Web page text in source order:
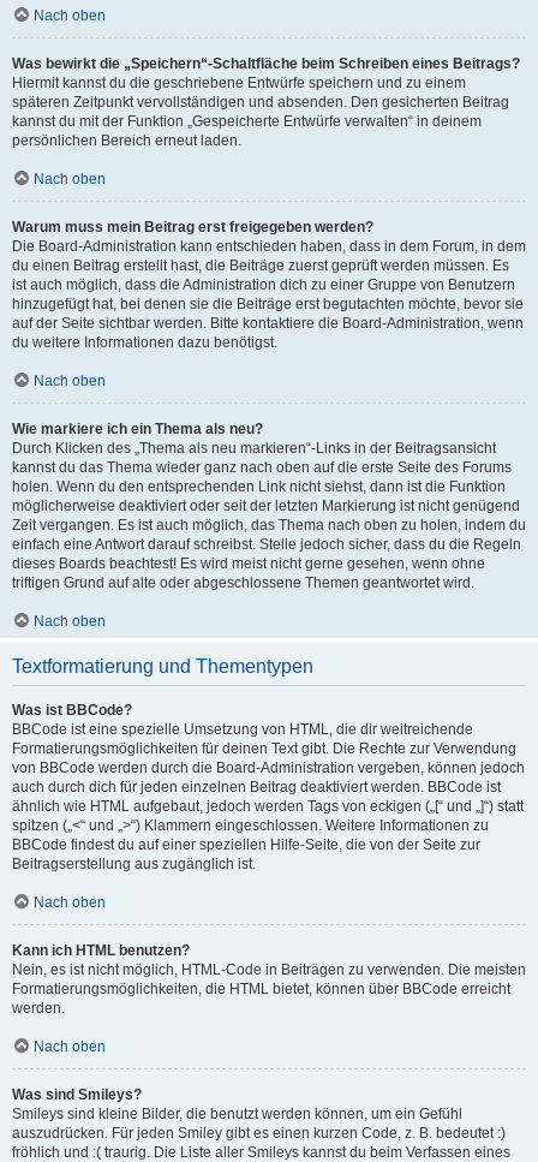
Nach oben
Was bewirkt die „Speichern“-Schaltfläche beim Schreiben eines Beitrags?
Hiermit kannst du die geschriebene Entwürfe speichern und zu einem
späteren Zeitpunkt vervollständigen und absenden. Den gesicherten Beitrag
kannst du mit der Funktion „Gespeicherte Entwürfe verwalten“ in deinem
persönlichen Bereich erneut laden.
Nach oben
Warum muss mein Beitrag erst freigegeben werden?
Die Board-Administration kann entschieden haben, dass in dem Forum, in dem
du einen Beitrag erstellt hast, die Beiträge zuerst geprüft werden müssen. Es
ist auch möglich, dass die Administration dich zu einer Gruppe von Benutzern
hinzugefügt hat, bei denen sie die Beiträge erst begutachten möchte, bevor sie
auf der Seite sichtbar werden. Bitte kontaktiere die Board-Administration, wenn
du weitere Informationen dazu benötigst.
Nach oben
Wie markiere ich ein Thema als neu?
Durch Klicken des „Thema als neu markieren“-Links in der Beitragsansicht
kannst du das Thema wieder ganz nach oben auf die erste Seite des Forums
holen. Wenn du den entsprechenden Link nicht siehst, dann ist die Funktion
möglicherweise deaktiviert oder seit der letzten Markierung ist nicht genügend
Zeit vergangen. Es ist auch möglich, das Thema nach oben zu holen, indem du
einfach eine Antwort darauf schreibst. Stelle jedoch sicher, dass du die Regeln
dieses Boards beachtest! Es wird meist nicht gerne gesehen, wenn ohne
triftigen Grund auf alte oder abgeschlossene Themen geantwortet wird.
Nach oben
Textformatierung und Thementypen
Was ist BBCode?
BBCode ist eine spezielle Umsetzung von HTML, die dir weitreichende
Formatierungsmöglichkeiten für deinen Text gibt. Die Rechte zur Verwendung
von BBCode werden durch die Board-Administration vergeben, können jedoch
auch durch dich für jeden einzelnen Beitrag deaktiviert werden. BBCode ist
ähnlich wie HTML aufgebaut, jedoch werden Tags von eckigen („[“ und „]“) statt
spitzen („<“ und „>“) Klammern eingeschlossen. Weitere Informationen zu
BBCode findest du auf einer speziellen Hilfe-Seite, die von der Seite zur
Beitragserstellung aus zugänglich ist.
Nach oben
Kann ich HTML benutzen?
Nein, es ist nicht möglich, HTML-Code in Beiträgen zu verwenden. Die meisten
Formatierungsmöglichkeiten, die HTML bietet, können über BBCode erreicht
werden.
Nach oben
Was sind Smileys?
Smileys sind kleine Bilder, die benutzt werden können, um ein Gefühl
auszudrücken. Für jeden Smiley gibt es einen kurzen Code, z. B. bedeutet :)
fröhlich und :( traurig. Die Liste aller Smileys kannst du beim Verfassen eines